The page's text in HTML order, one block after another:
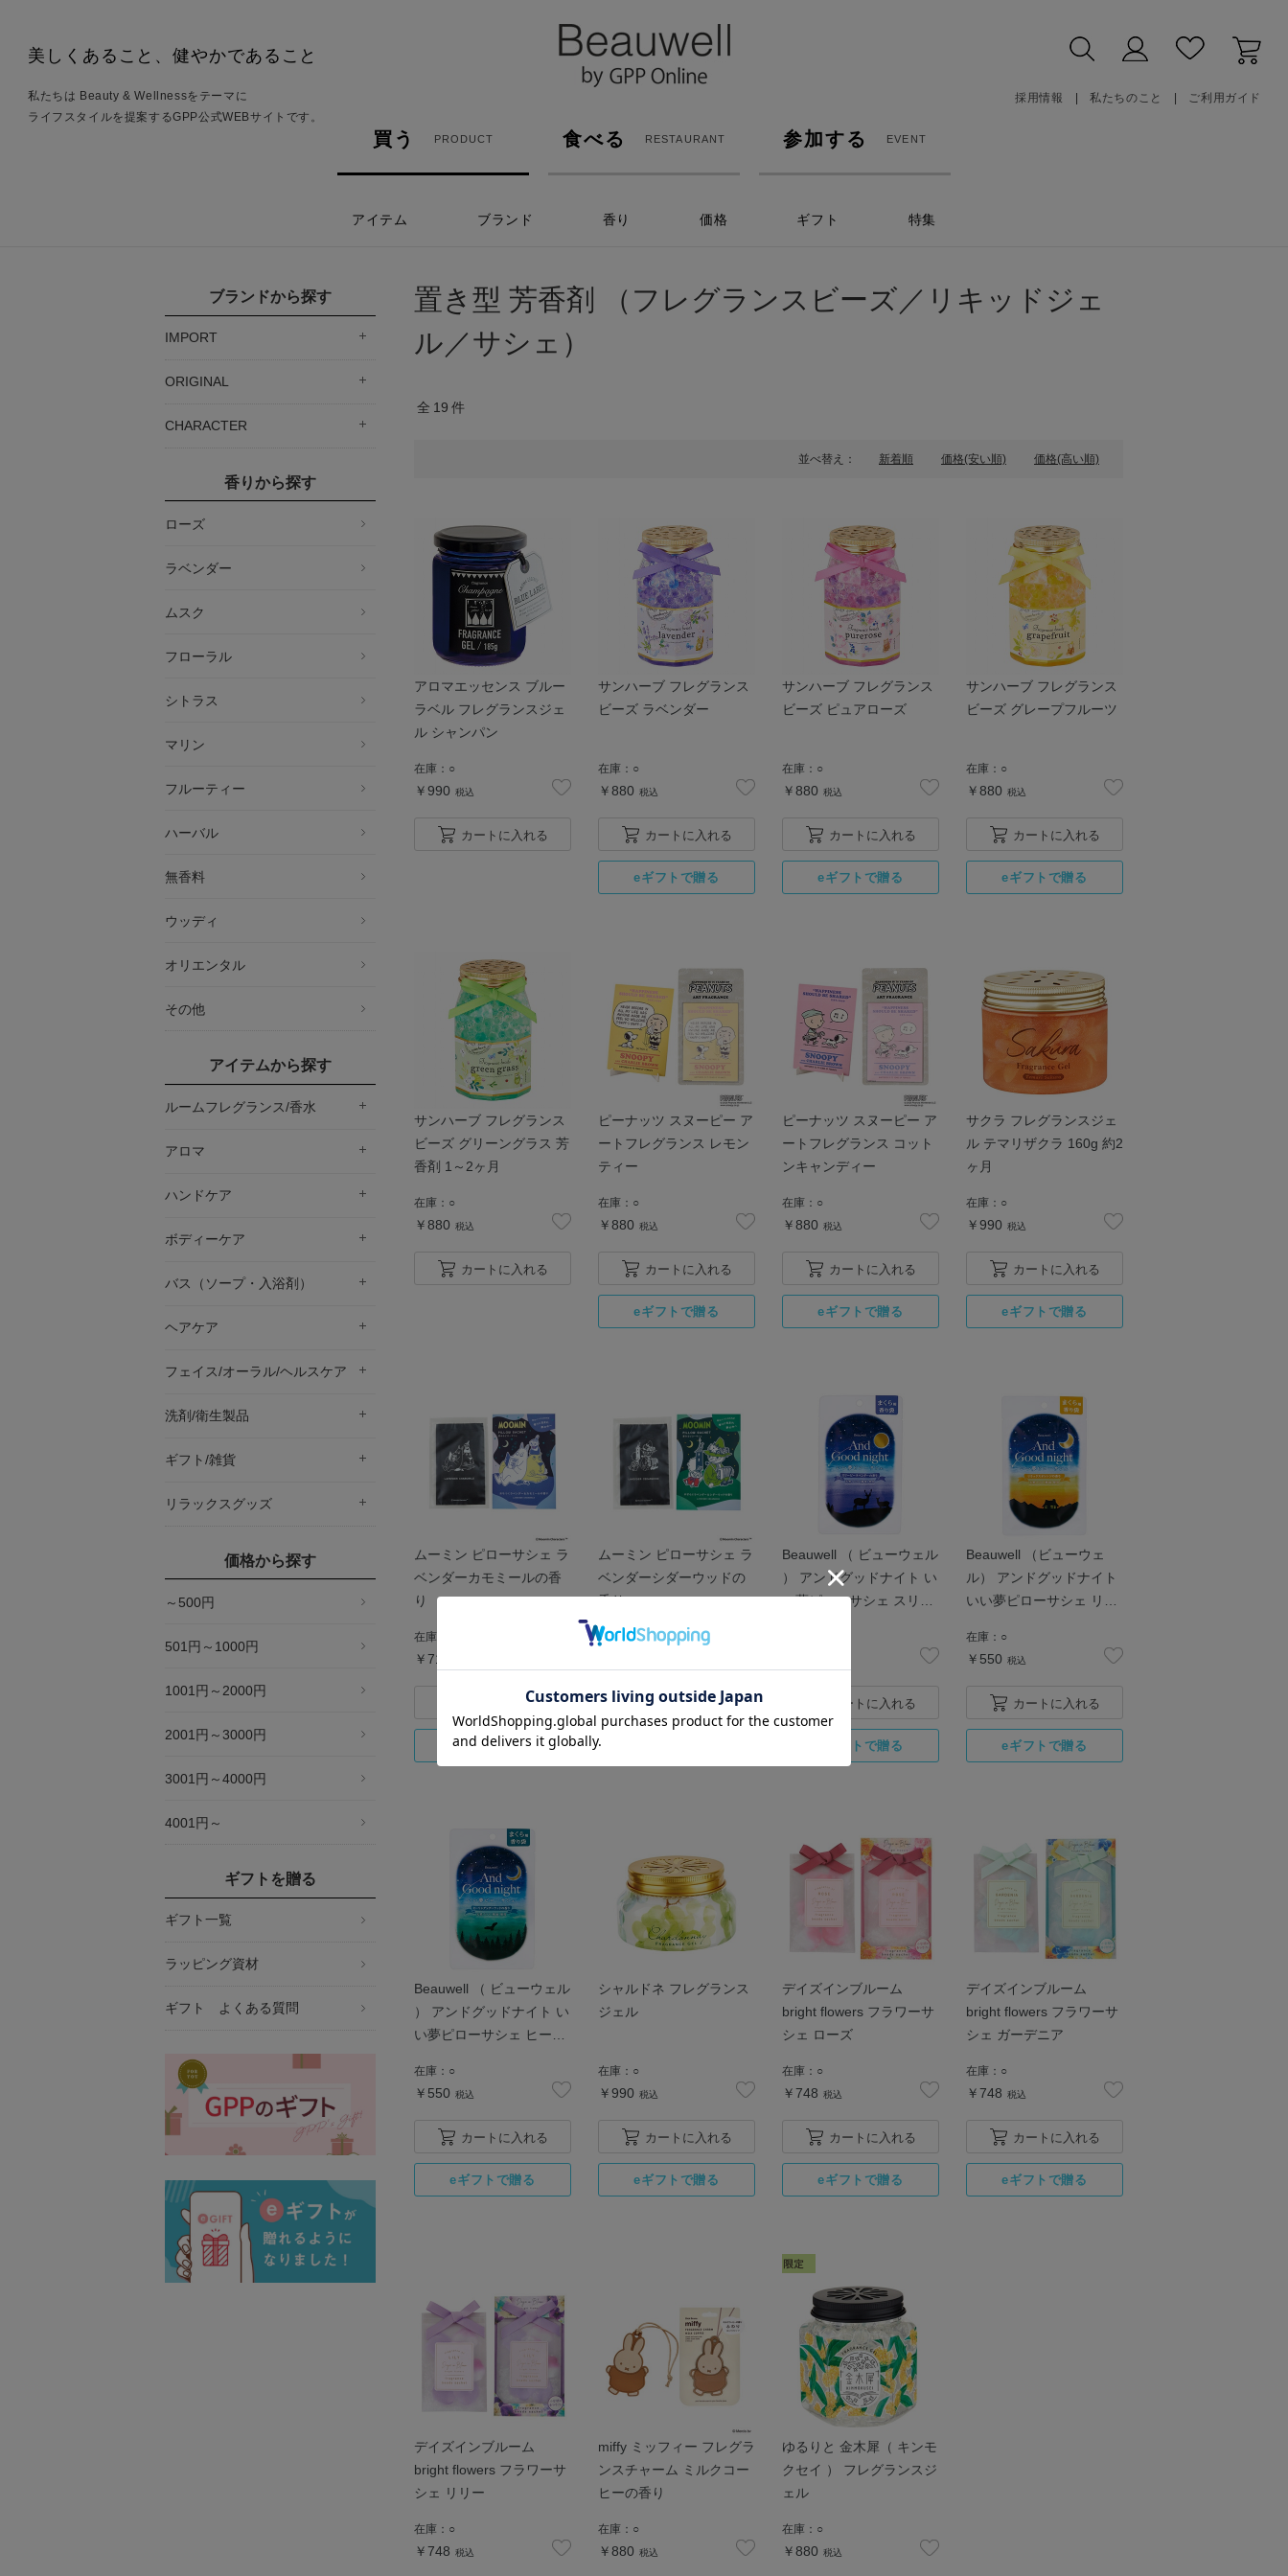
美しくあること、健やかであること
私たちは Beauty & Wellnessをテーマに
ライフスタイルを提案するGPP公式WEBサイトです。
採用情報 私たちのこと ご利用ガイド
買う PRODUCT 食べる RESTAURANT 参加する EVENT
アイテム ブランド 香り 価格 ギフト 特集
ブランドから探す
IMPORT
ORIGINAL
CHARACTER
香りから探す
ローズ
ラベンダー
ムスク
フローラル
シトラス
マリン
フルーティー
ハーバル
無香料
ウッディ
オリエンタル
その他
アイテムから探す
ルームフレグランス/香水
アロマ
ハンドケア
ボディーケア
バス（ソープ・入浴剤）
ヘアケア
フェイス/オーラル/ヘルスケア
洗剤/衛生製品
ギフト/雑貨
リラックスグッズ
価格から探す
～500円
501円～1000円
1001円～2000円
2001円～3000円
3001円～4000円
4001円～
ギフトを贈る
ギフト一覧
ラッピング資材
ギフト よくある質問
置き型 芳香剤 （フレグランスビーズ／リキッドジェ
ル／サシェ）
全 19 件
並べ替え： 新着順 価格(安い順) 価格(高い順)
アロマエッセンス ブルー
ラベル フレグランスジェ
ル シャンパン
在庫： ○
￥990 税込
カートに入れる
サンハーブ フレグランス
ビーズ ラベンダー
在庫： ○
￥880 税込
カートに入れる
サンハーブ フレグランス
ビーズ ピュアローズ
在庫： ○
￥880 税込
カートに入れる
サンハーブ フレグランス
ビーズ グレープフルーツ
在庫： ○
￥880 税込
カートに入れる
サンハーブ フレグランス
ビーズ グリーングラス 芳
香剤 1～2ヶ月
在庫： ○
￥880 税込
カートに入れる
ピーナッツ スヌーピー ア
ートフレグランス レモン
ティー
在庫： ○
￥880 税込
カートに入れる
ピーナッツ スヌーピー ア
ートフレグランス コット
ンキャンディー
在庫： ○
￥880 税込
カートに入れる
サクラ フレグランスジェ
ル テマリザクラ 160g 約2
ヶ月
在庫： ○
￥990 税込
カートに入れる
ムーミン ピローサシェ ラ
ベンダーカモミールの香
り
在庫：
￥715
カートに入れる
ムーミン ピローサシェ ラ
ベンダーシダーウッドの
香り
在庫：○
カートに入れる
Beauwell （ ビューウェル
） アンドグッドナイト い
い夢ピローサシェ スリー
カートに入れる
Beauwell （ビューウェ
ル） アンドグッドナイト
いい夢ピローサシェ リラ
在庫： ○
￥550 税込
カートに入れる
Beauwell （ ビューウェル
） アンドグッドナイト い
い夢ピローサシェ ヒーリ
在庫： ○
￥550 税込
カートに入れる
シャルドネ フレグランス
ジェル
在庫： ○
￥990 税込
カートに入れる
デイズインブルーム
bright flowers フラワーサ
シェ ローズ
在庫： ○
￥748 税込
カートに入れる
デイズインブルーム
bright flowers フラワーサ
シェ ガーデニア
在庫： ○
￥748 税込
カートに入れる
デイズインブルーム
bright flowers フラワーサ
シェ リリー
在庫： ○
￥748 税込
miffy ミッフィー フレグラ
ンスチャーム ミルクコー
ヒーの香り
在庫： ○
￥880 税込
ゆるりと 金木犀（ キンモ
クセイ ） フレグランスジ
ェル
在庫： ○
￥880 税込